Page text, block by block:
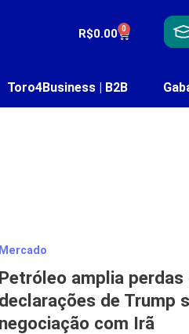
R$0.00 0
Toro4Business | B2B
Mercado
Petróleo amplia perdas
declarações de Trump
negociação com Irã